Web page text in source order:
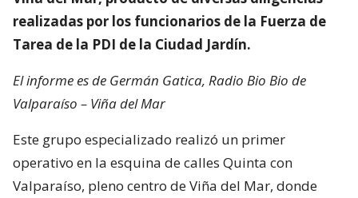
realizadas por los funcionarios de la Fuerza de
Tarea de la PDI de la Ciudad Jardín.
El informe es de Germán Gatica, Radio Bio Bio de
Valparaíso – Viña del Mar
Este grupo especializado realizó un primer
operativo en la esquina de calles Quinta con
Valparaíso, pleno centro de Viña del Mar, donde